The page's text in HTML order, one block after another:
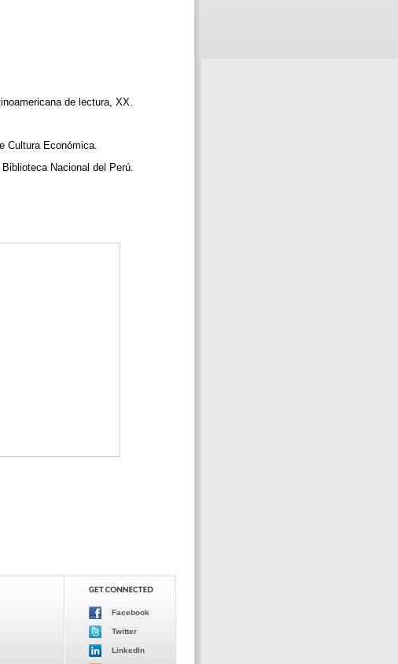
de lectura, XX.
Cultura Económica.
Nacional del Perú.
Facebook
Twitter
LinkedIn